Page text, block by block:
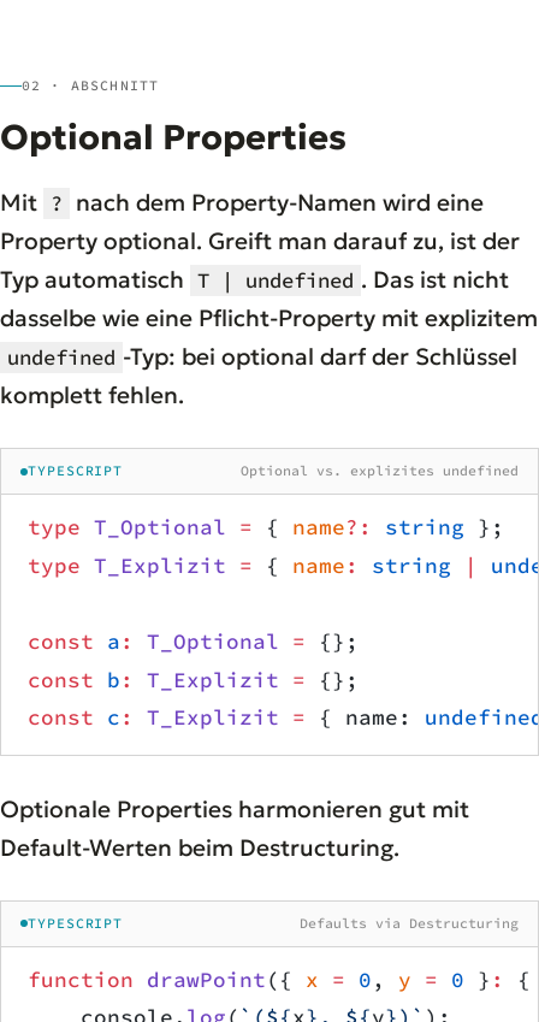
02 · ABSCHNITT
Optional Properties
Mit ? nach dem Property-Namen wird eine
Property optional. Greift man darauf zu, ist der
Typ automatisch T | undefined . Das ist nicht
dasselbe wie eine Pflicht-Property mit explizitem
undefined -Typ: bei optional darf der Schlüssel
komplett fehlen.
TYPESCRIPT Optional vs. explizites undefined
type T_Optional = { name?: string };
type T_Explizit = { name: string |
const a: T_Optional =
const b: T_Explizit =
const c: T_Explizit = { name:
Optionale Properties harmonieren gut mit
Default-Werten beim Destructuring.
TYPESCRIPT Defaults via Destructuring
function drawPoint({ x = 0, y = 0 } :